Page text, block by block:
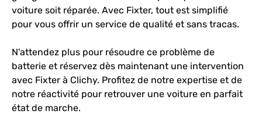
voiture soit réparée. Avec Fixter, tout est simplifié
pour vous offrir un service de qualité et sans tracas.
N'attendez plus pour résoudre ce problème de
batterie et réservez dès maintenant une intervention
avec Fixter à Clichy. Profitez de notre expertise et de
notre réactivité pour retrouver une voiture en parfait
état de marche.